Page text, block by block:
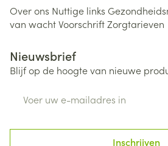
Over ons Nuttige links
van wachtVoorschriftZorgtarieven
Nieuwsbrief
Blijf op de hoogte van nieuwe
Inschrijven